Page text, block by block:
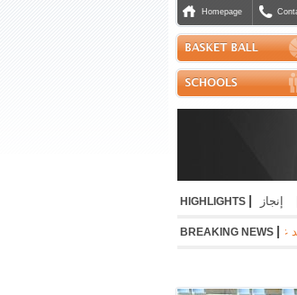
Homepage
HIGHLIGHTS |
مشرّف للبنان دولياً في رياضة الجوجيتسو
BREAKING NEWS |
مدريد الاسباني لست سنوات مقبلة براتب سنوي بقيمة 24 مليون